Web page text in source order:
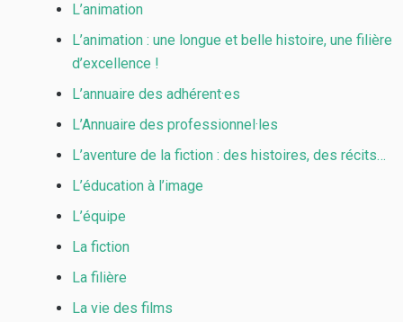
L’animation
L’animation : une longue et belle histoire, une filière
d’excellence !
L’annuaire des adhérent·es
L’Annuaire des professionnel·les
L’aventure de la fiction : des histoires, des récits…
L’éducation à l’image
L’équipe
La fiction
La filière
La vie des films